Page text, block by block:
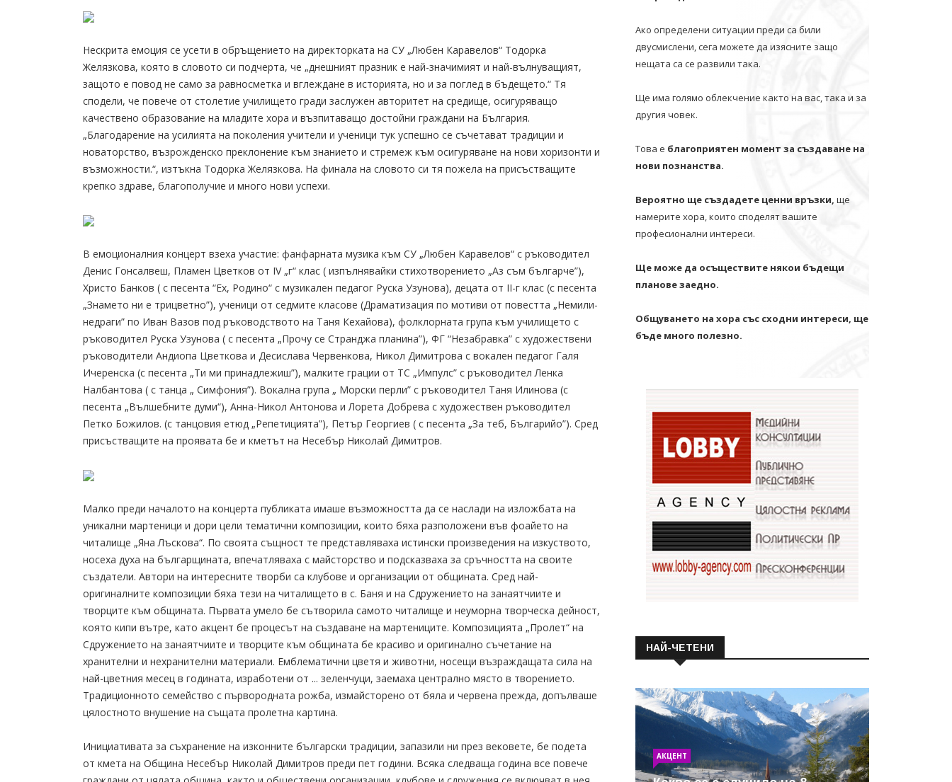
Нескрита емоция се усети в обръщението на директорката на СУ „Любен Каравелов“ Тодорка
Желязкова, която в словото си подчерта, че „днешният празник е най-значимият и най-вълнуващият,
защото е повод не само за равносметка и вглеждане в историята, но и за поглед в бъдещето.“ Тя
сподели, че повече от столетие училището гради заслужен авторитет на средище, осигуряващо
качествено образование на младите хора и възпитаващо достойни граждани на България.
„Благодарение на усилията на поколения учители и ученици тук успешно се съчетават традиции и
новаторство, възрожденско преклонение към знанието и стремеж към осигуряване на нови хоризонти и
възможности.“, изтъкна Тодорка Желязкова. На финала на словото си тя пожела на присъстващите
крепко здраве, благополучие и много нови успехи.
В емоционалния концерт взеха участие: фанфарната музика към СУ „Любен Каравелов“ с ръководител
Денис Гонсалвеш, Пламен Цветков от ІV „г“ клас ( изпълнявайки стихотворението „Аз съм българче”),
Христо Банков ( с песента “Ех, Родино“ с музикален педагог Руска Узунова), децата от ІІ-г клас (с песента
„Знамето ни е трицветно”), ученици от седмите класове (Драматизация по мотиви от повестта „Немили-
недраги” по Иван Вазов под ръководството на Таня Кехайова), фолклорната група към училището с
ръководител Руска Узунова ( с песента „Прочу се Странджа планина”), ФГ “Незабравка” с художествени
ръководители Андиопа Цветкова и Десислава Червенкова, Никол Димитрова с вокален педагог Галя
Ичеренска (с песента „Ти ми принадлежиш”), малките грации от ТС „Импулс” с ръководител Ленка
Налбантова ( с танца „ Симфония”). Вокална група „ Морски перли” с ръководител Таня Илинова (с
песента „Вълшебните думи“), Анна-Никол Антонова и Лорета Добрева с художествен ръководител
Петко Божилов. (с танцовия етюд „Репетицията”), Петър Георгиев ( с песента „За теб, Българийо”). Сред
присъстващите на проявата бе и кметът на Несебър Николай Димитров.
Малко преди началото на концерта публиката имаше възможността да се наслади на изложбата на
уникални мартеници и дори цели тематични композиции, които бяха разположени във фоайето на
читалище „Яна Лъскова“. По своята същност те представляваха истински произведения на изкуството,
носеха духа на българщината, впечатляваха с майсторство и подсказваха за сръчността на своите
създатели. Автори на интересните творби са клубове и организации от общината. Сред най-
оригиналните композиции бяха тези на читалището в с. Баня и на Сдружението на занаятчиите и
творците към общината. Първата умело бе сътворила самото читалище и неуморна творческа дейност,
която кипи вътре, като акцент бе процесът на създаване на мартениците. Композицията „Пролет“ на
Сдружението на занаятчиите и творците към общината бе красиво и оригинално съчетание на
хранителни и нехранителни материали. Емблематични цветя и животни, носещи възраждащата сила на
най-цветния месец в годината, изработени от ... зеленчуци, заемаха централно място в творението.
Традиционното семейство с първородната рожба, измайсторено от бяла и червена прежда, допълваше
цялостното внушение на същата пролетна картина.
Инициативата за съхранение на изконните български традиции, запазили ни през вековете, бе подета
от кмета на Община Несебър Николай Димитров преди пет години. Всяка следваща година все повече
Ако определени ситуации преди са били
двусмислени, сега можете да изясните защо
нещата са се развили така.
Ще има голямо облекчение както на вас, така и за
другия човек.
Това е благоприятен момент за създаване на
нови познанства.
Вероятно ще създадете ценни връзки, ще
намерите хора, които споделят вашите
професионални интереси.
Ще може да осъществите някои бъдещи
планове заедно.
Общуването на хора със сходни интереси, ще
бъде много полезно.
НАЙ-ЧЕТЕНИ
АКЦЕНТ